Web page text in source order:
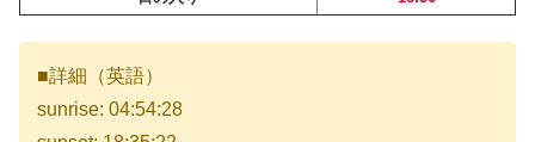
■詳細（英語）
sunrise: 04:54:28